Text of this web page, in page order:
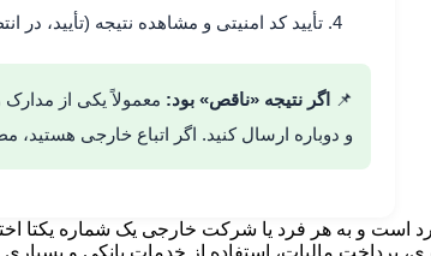
تأیید کد امنیتی و مشاهده نتیجه (تأیید، در
📌 اگر نتیجه «ناقص» بود: معمولاً یکی از
و دوباره ارسال کنید. اگر اتباع خارجی
است و به هر فرد یا شرکت خارجی یک شماره یکتا